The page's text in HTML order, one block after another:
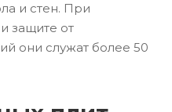
и стен. При
защите от
они служат более 50